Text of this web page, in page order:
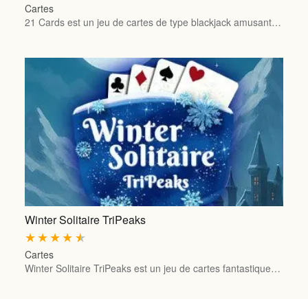
Cartes
21 Cards est un jeu de cartes de type blackjack amusant…
Winter Solitaire TriPeaks
★
★
★
★
★
Cartes
Winter Solitaire TriPeaks est un jeu de cartes fantastique…